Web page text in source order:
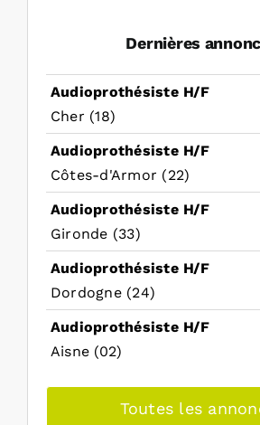
Dernières
Audioprothésiste H/F
Cher (18)
Audioprothésiste H/F
Côtes-d'Armor (22)
Audioprothésiste H/F
Gironde (33)
Audioprothésiste H/F
Dordogne (24)
Audioprothésiste H/F
Aisne (02)
Toutes les